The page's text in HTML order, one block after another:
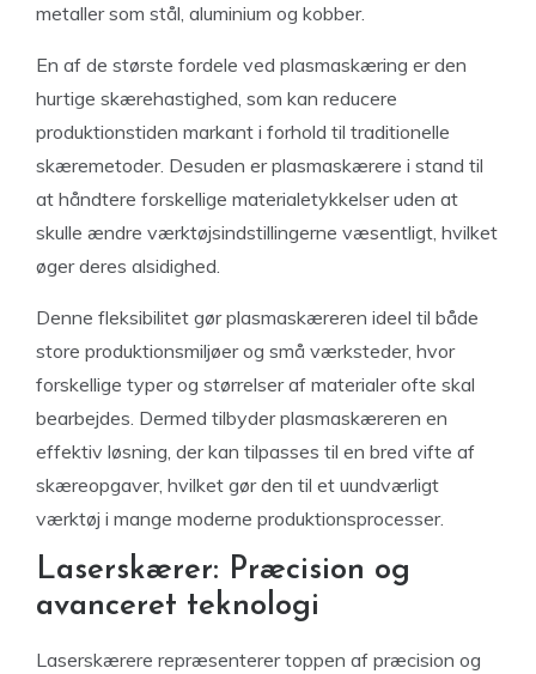
metaller som stål, aluminium og kobber.
En af de største fordele ved plasmaskæring er den
hurtige skærehastighed, som kan reducere
produktionstiden markant i forhold til traditionelle
skæremetoder. Desuden er plasmaskærere i stand til
at håndtere forskellige materialetykkelser uden at
skulle ændre værktøjsindstillingerne væsentligt, hvilket
øger deres alsidighed.
Denne fleksibilitet gør plasmaskæreren ideel til både
store produktionsmiljøer og små værksteder, hvor
forskellige typer og størrelser af materialer ofte skal
bearbejdes. Dermed tilbyder plasmaskæreren en
effektiv løsning, der kan tilpasses til en bred vifte af
skæreopgaver, hvilket gør den til et uundværligt
værktøj i mange moderne produktionsprocesser.
Laserskærer: Præcision og
avanceret teknologi
Laserskærere repræsenterer toppen af præcision og